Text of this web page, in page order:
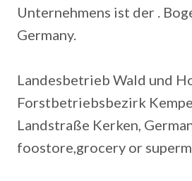
Unternehmens ist der .
Germany.
Landesbetrieb Wald und
Forstbetriebsbezirk
Landstraße Kerken,
foostore,grocery or